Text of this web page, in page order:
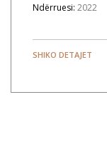
Ndërruesi: 2022
SHIKO DETAJET